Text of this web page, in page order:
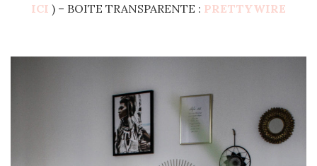
ICI ) – BOITE TRANSPARENTE : PRETTYWIRE